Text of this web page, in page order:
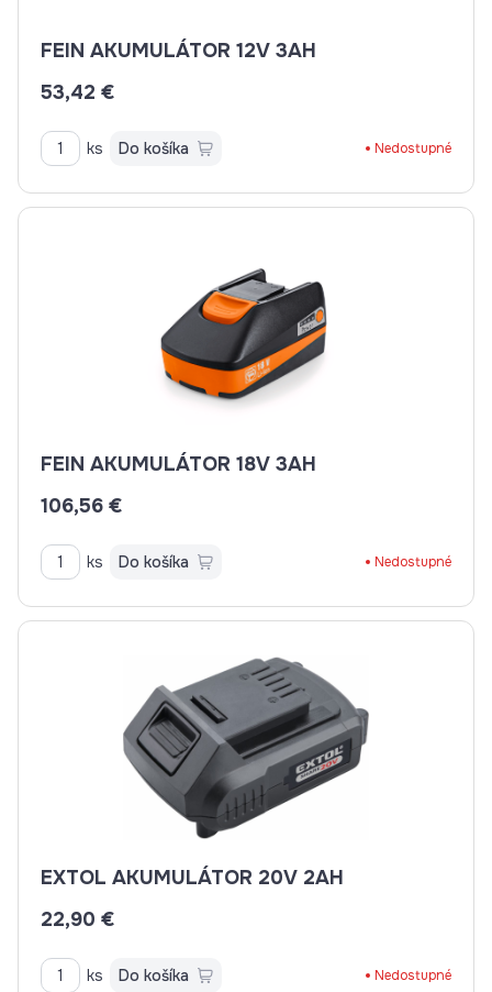
FEIN AKUMULÁTOR 12V 3AH
53,42 €
ks Do košíka Nedostupné
FEIN AKUMULÁTOR 18V 3AH
106,56 €
ks Do košíka Nedostupné
EXTOL AKUMULÁTOR 20V 2AH
22,90 €
ks Do košíka Nedostupné